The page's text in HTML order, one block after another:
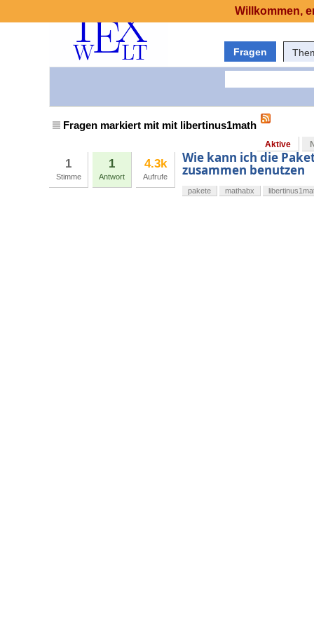
Fragen
Fragen markiert mit mit libertinus1math
Aktive
1
Stimme
1
Antwort
4.3k
Aufrufe
Wie kann ich die
zusammen benutzen
pakete mathabx
Willkommen,